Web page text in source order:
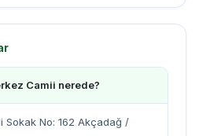
Camii nerede?
Sokak No: 162 Akçadağ /